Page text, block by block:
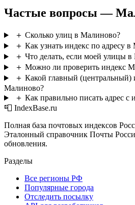
Частые вопросы —
＋ Сколько улиц в Малиново?
＋ Как узнать индекс по адресу
＋ Что делать, если моей улицы в
＋ Можно ли проверить индекс
＋ Какой главный (центральный)
Малиново?
＋ Как правильно писать адрес
📮 IndexBase.ru
Полная база почтовых индексов
Эталонный справочник Почты
обновления.
Разделы
Все регионы РФ
Популярные города
Отследить посылку